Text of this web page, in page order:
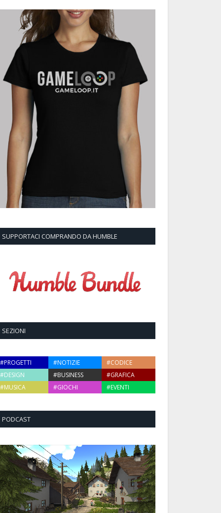
SUPPORTACI COMPRANDO DA HUMBLE
SEZIONI
#PROGETTI #NOTIZIE
#CODICE
#DESIGN
#BUSINESS
#GRAFICA
#MUSICA
#GIOCHI #EVENTI
PODCAST